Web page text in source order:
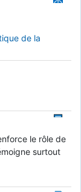
de la
le rôle de
surtout